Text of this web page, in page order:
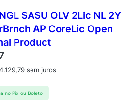
SASU OLV 2Lic NL 2Y
AP CoreLic Open
Product
sem juros
no Pix ou Boleto